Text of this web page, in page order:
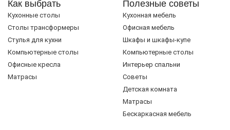
Как выбрать
Кухонные столы
Cтолы трансформеры
Стулья для кухни
Компьютерные столы
Офисные кресла
Матрасы
Полезные советы
Кухонная мебель
Офисная мебель
Шкафы и шкафы-купе
Компьютерные столы
Интерьер спальни
Советы
Детская комната
Матрасы
Бескаркасная мебель